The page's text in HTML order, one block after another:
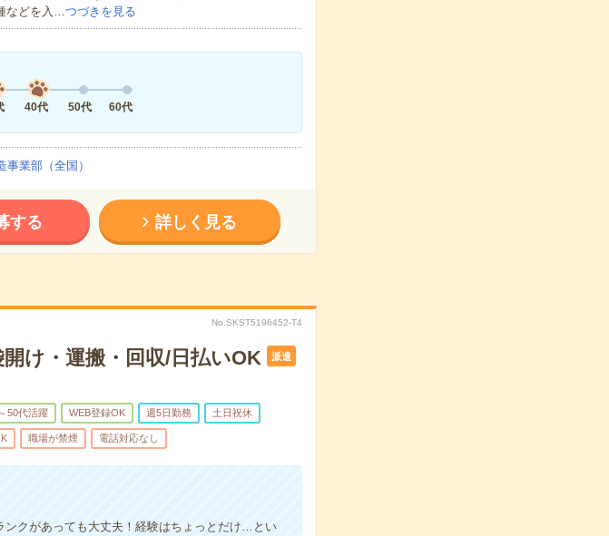
などを入…つづきを見る
40代 50代 60代
業部（全国）
する 詳しく見る
No.SKST5196452-T4
開け・運搬・回収/日払いOK 派遣
50代活躍 WEB登録OK 週5日勤務 土日祝休
職場が禁煙 電話対応なし
クがあっても大丈夫！経験はちょっとだけ…とい